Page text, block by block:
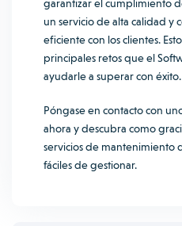
garantizar el cumplimiento
un servicio de alta calidad y
eficiente con los clientes.
principales retos que el
ayudarle a superar con éxito.
Póngase en contacto con
ahora y descubra como
servicios de mantenimiento
fáciles de gestionar.